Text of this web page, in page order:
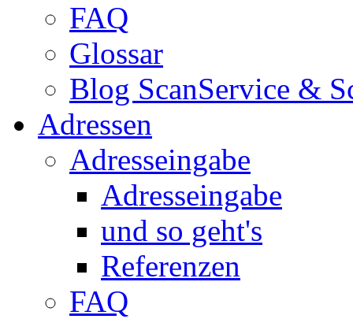
FAQ
Glossar
Blog ScanService &
Adressen
Adresseingabe
Adresseingabe
und so geht's
Referenzen
FAQ